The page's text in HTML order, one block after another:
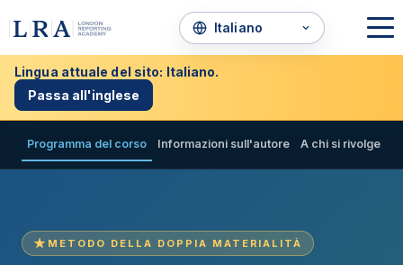
Lingua attuale del sito: Italiano.
Passa all'inglese
Programma del corso Informazioni sull'autore A chi si rivolge il
METODO DELLA DOPPIA MATERIALITÀ